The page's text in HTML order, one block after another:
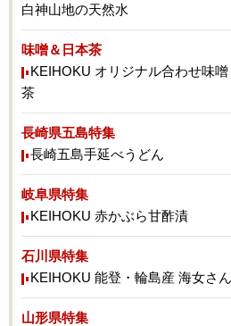
白神山地の天然水
味噌＆日本茶
KEIHOKU オリジナル合わせ味噌
茶
長崎県五島特集
長崎五島手延べうどん
岐阜県特集
KEIHOKU 赤かぶら甘酢漬
石川県特集
KEIHOKU 能登・輪島産 海女さ
山形県特集